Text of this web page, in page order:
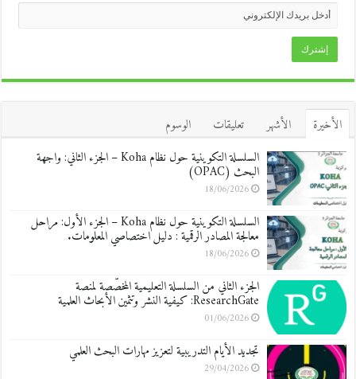
الأخيرة الأشهر تعليقات
الوسوم
السلسلة التكوينية حول نظام Koha – الجزء الثاني: واجهة
البحث (OPAC)
18/06/2026
السلسلة التكوينية حول نظام Koha – الجزء الأول: مراحل
معالجة المصادر الرقمية : دليل اختصاصي المعلومات.
18/06/2026
الجزء الثاني من السلسلة التعليمية المخصّصة لمنصة
ResearchGate: كيفية النشر وتثمين الأبحاث العلمية
01/06/2026
تجديد الأيام التدريبية لتعزيز مهارات البحث العلمي
29/04/2026